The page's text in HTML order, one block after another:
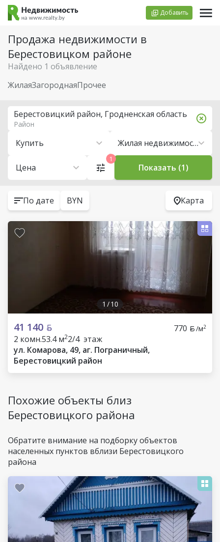
Добавить
Продажа недвижимости в
Берестовицком районе
Найдено 1 объявление
ЖилаяЗагороднаяПрочее
Купить Жилая недвижимость
Цена
Берестовицкий район, Гродненская область
Район
1
Показать (1)
По дате BYN Карта
1 /10
41 140 770 /м2
2 комн.53.4 м22/4 этаж
ул. Комарова, 49, аг. Пограничный,
Берестовицкий район
Похожие объекты близ
Берестовицкого района
Обратите внимание на подборку объектов
населенных пунктов вблизи Берестовицкого
района